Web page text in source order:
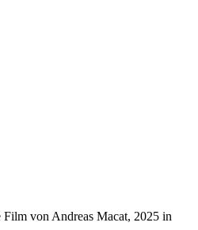
von Andreas Macat, 2025 in